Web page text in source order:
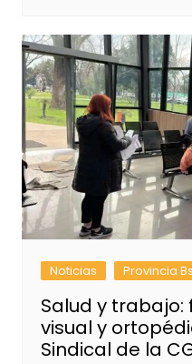
Noticias Provincia
Salud y
visual y
Sindical de la